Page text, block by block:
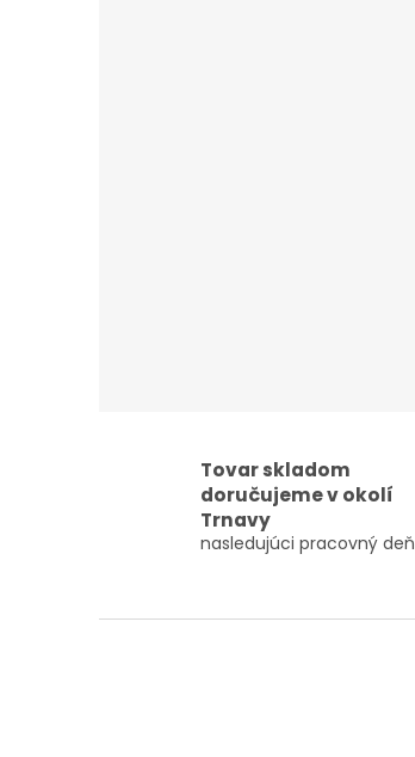
Tovar skladom
doručujeme v okolí
Trnavy
nasledujúci pracovný deň